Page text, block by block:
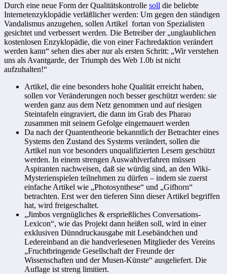
Durch eine neue Form der Qualitätskontrolle soll die beliebte
Internetenzyklopädie verläßlicher werden: Um gegen den ständigen
Vandalismus anzugehen, sollen Artikel fortan von Spezialisten
gesichtet und verbessert werden. Die Betreiber der „unglaublichen
kostenlosen Enzyklopädie, die von einer Fachredaktion verändert
werden kann“ sehen dies aber nur als ersten Schritt: „Wir verstehen
uns als Avantgarde, der Triumph des Web 1.0b ist nicht
aufzuhalten!“
Artikel, die eine besonders hohe Qualität erreicht haben,
sollen vor Veränderungen noch besser geschützt werden: sie
werden ganz aus dem Netz genommen und auf riesigen
Steintafeln eingraviert, die dann im Grab des Pharao
zusammen mit seinem Gefolge eingemauert werden
Da nach der Quantentheorie bekanntlich der Betrachter eines
Systems den Zustand des Systems verändert, sollen die
Artikel nun vor besonders unqualifizierten Lesern geschützt
werden. In einem strengen Auswahlverfahren müssen
Aspiranten nachweisen, daß sie würdig sind, an den Wiki-
Mysterienspielen teilnehmen zu dürfen – indem sie zuerst
einfache Artikel wie „Photosynthese“ und „Gifhorn“
betrachten. Erst wer den tieferen Sinn dieser Artikel begriffen
hat, wird freigeschaltet.
„Jimbos vergnügliches & ersprießliches Conversations-
Lexicon“, wie das Projekt dann heißen soll, wird in einer
exklusiven Dünndruckausgabe mit Lesebändchen und
Ledereinband an die handverlesenen Mitglieder des Vereins
„Fruchtbringende Gesellschaft der Freunde der
Wissenschaften und der Musen-Künste“ ausgeliefert. Die
Auflage ist streng limitiert.